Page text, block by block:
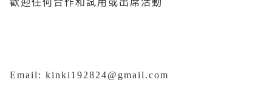
歡迎任何合作和試用或出席活動
Email: kinki192824@gmail.com